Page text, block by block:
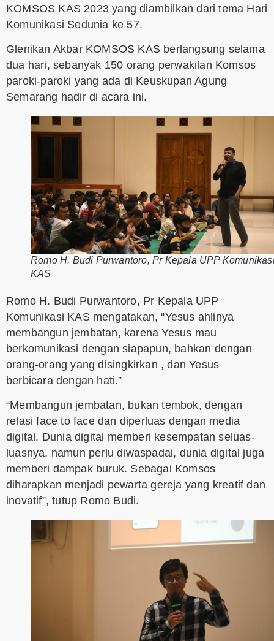
KOMSOS KAS 2023 yang diambilkan dari tema Hari
Komunikasi Sedunia ke 57.
Glenikan Akbar KOMSOS KAS berlangsung selama
dua hari, sebanyak 150 orang perwakilan Komsos
paroki-paroki yang ada di Keuskupan Agung
Semarang hadir di acara ini.
Romo H. Budi Purwantoro, Pr Kepala UPP
KAS
Romo H. Budi Purwantoro, Pr Kepala UPP
Komunikasi KAS mengatakan, “Yesus ahlinya
membangun jembatan, karena Yesus mau
berkomunikasi dengan siapapun, bahkan dengan
orang-orang yang disingkirkan , dan Yesus
berbicara dengan hati.”
“Membangun jembatan, bukan tembok, dengan
relasi face to face dan diperluas dengan media
digital. Dunia digital memberi kesempatan seluas-
luasnya, namun perlu diwaspadai, dunia digital juga
memberi dampak buruk. Sebagai Komsos
diharapkan menjadi pewarta gereja yang kreatif dan
inovatif”, tutup Romo Budi.